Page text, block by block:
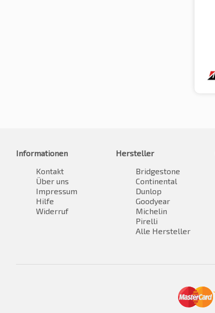
Informationen
Kontakt
Über uns
Impressum
Hilfe
Widerruf
Hersteller
Bridgestone
Continental
Dunlop
Goodyear
Michelin
Pirelli
Alle Hersteller